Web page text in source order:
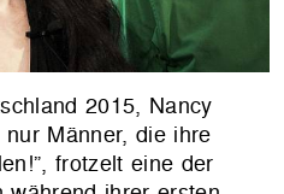
2015, Nancy
Männer, die ihre
frotzelt eine der